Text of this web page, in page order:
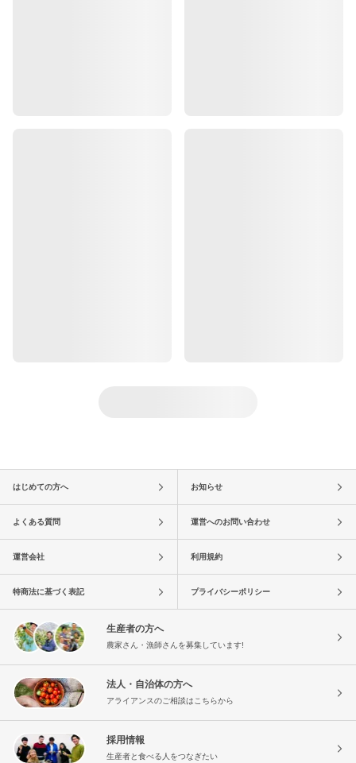
はじめての方へ お知らせ
よくある質問 運営へのお問い合わせ
運営会社 利用規約
特商法に基づく表記 プライバシーポリシー
生産者の方へ
農家さん・漁師さんを募集しています!
法人・自治体の方へ
アライアンスのご相談はこちらから
採用情報
生産者と食べる人をつなぎたい